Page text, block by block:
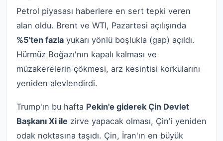
Petrol piyasası haberlere en sert tepki veren
alan oldu. Brent ve WTI, Pazartesi açılışında
%5'ten fazla yukarı yönlü boşlukla (gap) açıldı.
Hürmüz Boğazı'nın kapalı kalması ve
müzakerelerin çökmesi, arz kesintisi korkularını
yeniden alevlendirdi.
Trump'ın bu hafta Pekin'e giderek Çin Devlet
Başkanı Xi ile zirve yapacak olması, Çin'i yeniden
odak noktasına taşıdı. Çin, İran'ın en büyük